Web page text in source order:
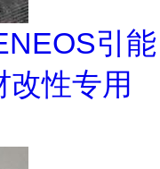
引能
性专用